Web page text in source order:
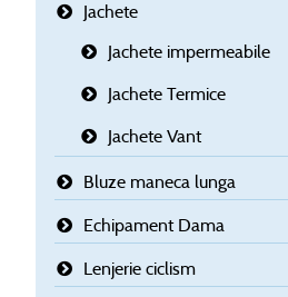
Jachete
Jachete impermeabile
Jachete Termice
Jachete Vant
Bluze maneca lunga
Echipament Dama
Lenjerie ciclism